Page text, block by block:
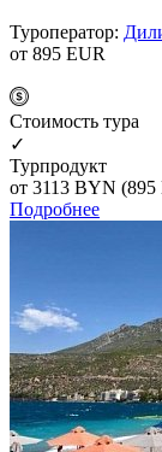
Туроператор:
от 895 EUR
Cтоимость тура
✓
Турпродукт
от 3113 BYN (895
Подробнее